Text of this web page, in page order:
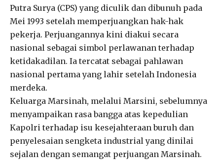
Putra Surya (CPS) yang diculik dan dibunuh pada
Mei 1993 setelah memperjuangkan hak-hak
pekerja. Perjuangannya kini diakui secara
nasional sebagai simbol perlawanan terhadap
ketidakadilan. Ia tercatat sebagai pahlawan
nasional pertama yang lahir setelah Indonesia
merdeka.
Keluarga Marsinah, melalui Marsini, sebelumnya
menyampaikan rasa bangga atas kepedulian
Kapolri terhadap isu kesejahteraan buruh dan
penyelesaian sengketa industrial yang dinilai
sejalan dengan semangat perjuangan Marsinah.